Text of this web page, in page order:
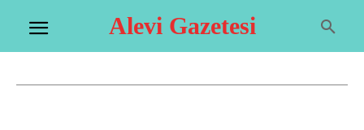
Alevi Gazetesi